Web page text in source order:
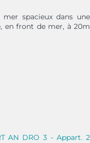
spacieux dans une
en front de mer, à 20m